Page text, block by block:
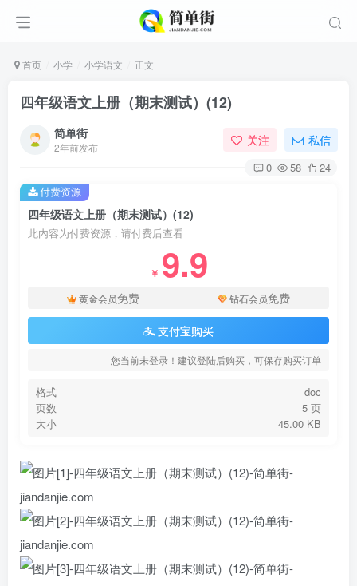
首页 小学 小学语文 正文
四年级语文上册（期末测试）(12)
简单街
2年前发布 关注 私信
0 58 24
四年级语文上册（期末测试）(12)
此内容为付费资源，请付费后查看
￥ 9.9
黄金会员免费 钻石会员免费
支付宝购买
您当前未登录！建议登陆后购买，可保存购买订单
格式
doc
页数
5 页
大小
45.00 KB
付费资源